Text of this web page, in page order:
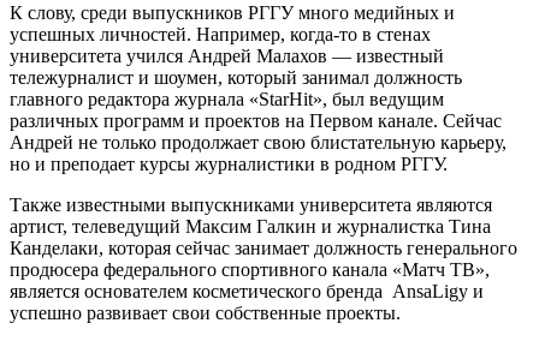
К слову, среди выпускников РГГУ много медийных и
успешных личностей. Например, когда-то в стенах
университета учился Андрей Малахов — известный
тележурналист и шоумен, который занимал должность
главного редактора журнала «StarHit», был ведущим
различных программ и проектов на Первом канале. Сейчас
Андрей не только продолжает свою блистательную карьеру,
но и преподает курсы журналистики в родном РГГУ.
Также известными выпускниками университета являются
артист, телеведущий Максим Галкин и журналистка Тина
Канделаки, которая сейчас занимает должность генерального
продюсера федерального спортивного канала «Матч ТВ»,
является основателем косметического бренда AnsaLigy и
успешно развивает свои собственные проекты.